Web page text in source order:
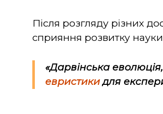
Після розгляду різних
сприяння розвитку
«Дарвінська
евристикидля